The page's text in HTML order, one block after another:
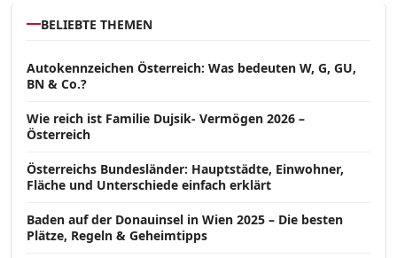
BELIEBTE THEMEN
Autokennzeichen Österreich: Was bedeuten W, G, GU,
BN & Co.?
Wie reich ist Familie Dujsik- Vermögen 2026 –
Österreich
Österreichs Bundesländer: Hauptstädte, Einwohner,
Fläche und Unterschiede einfach erklärt
Baden auf der Donauinsel in Wien 2025 – Die besten
Plätze, Regeln & Geheimtipps